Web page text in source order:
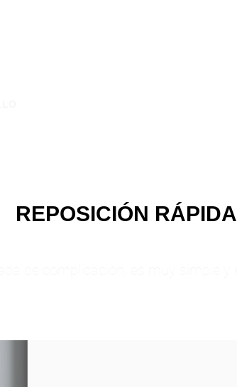
REPOSICIÓN RÁPIDA